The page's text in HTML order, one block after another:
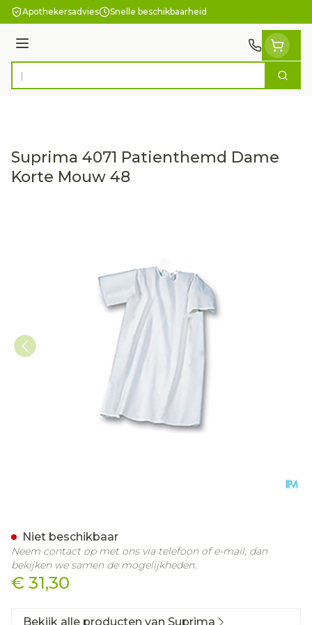
Ga naar de inhoud
Apothekersadvies Snelle beschikbaarheid
Menu
Product, merk, categorie... Zoek
Suprima 4071 Patienthemd Dame
Korte Mouw 48
€ 31,30
Niet beschikbaar
Neem contact op met ons via telefoon of e-mail, dan
bekijken we samen de mogelijkheden.
Bekijk alle producten van Suprima